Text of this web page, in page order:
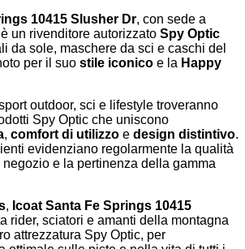
10415 Slusher Dr, con sede a
è un rivenditore autorizzato Spy Optic
da sole, maschere da sci e caschi del
per il suo stile iconico e la Happy
outdoor, sci e lifestyle troveranno
Spy Optic che uniscono
, comfort di utilizzo e design distintivo.
evidenziano regolarmente la qualità
e la pertinenza della gamma
, Icoat Santa Fe Springs 10415
rider, sciatori e amanti della montagna
attrezzatura Spy Optic, per